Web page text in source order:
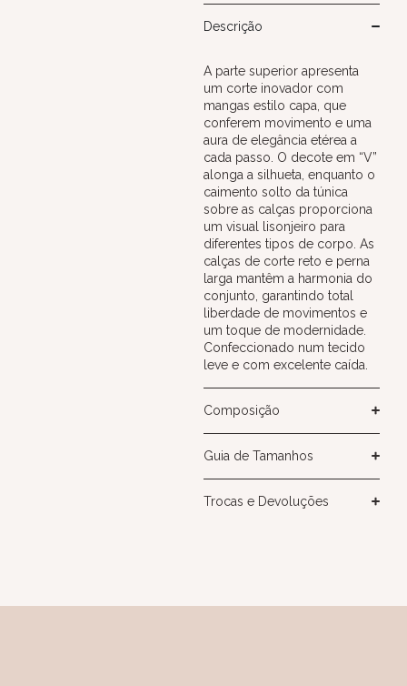
Descrição
A parte superior apresenta
um corte inovador com
mangas estilo capa, que
conferem movimento e uma
aura de elegância etérea a
cada passo. O decote em “V”
alonga a silhueta, enquanto o
caimento solto da túnica
sobre as calças proporciona
um visual lisonjeiro para
diferentes tipos de corpo. As
calças de corte reto e perna
larga mantêm a harmonia do
conjunto, garantindo total
liberdade de movimentos e
um toque de modernidade.
Confeccionado num tecido
leve e com excelente caída.
Composição
Guia de Tamanhos
Trocas e Devoluções